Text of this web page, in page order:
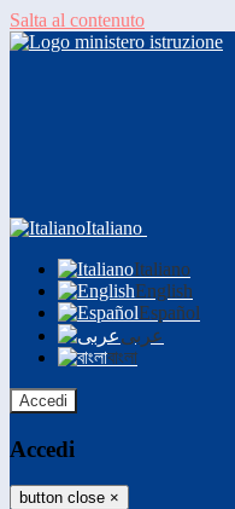
Salta al contenuto
Italiano
Italiano
English
Español
عربى
বাংলা
Accedi
Accedi
button close ×